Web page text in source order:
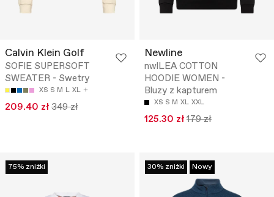
Calvin Klein Golf
SOFIE SUPERSOFT
SWEATER - Swetry
XS S M L XL
209.40 zł 349 zł
Newline
nwlLEA COTTON
HOODIE WOMEN -
Bluzy z kapturem
XS S M XL XXL
125.30 zł 179 zł
75% zniżki 30% zniżki Nowy